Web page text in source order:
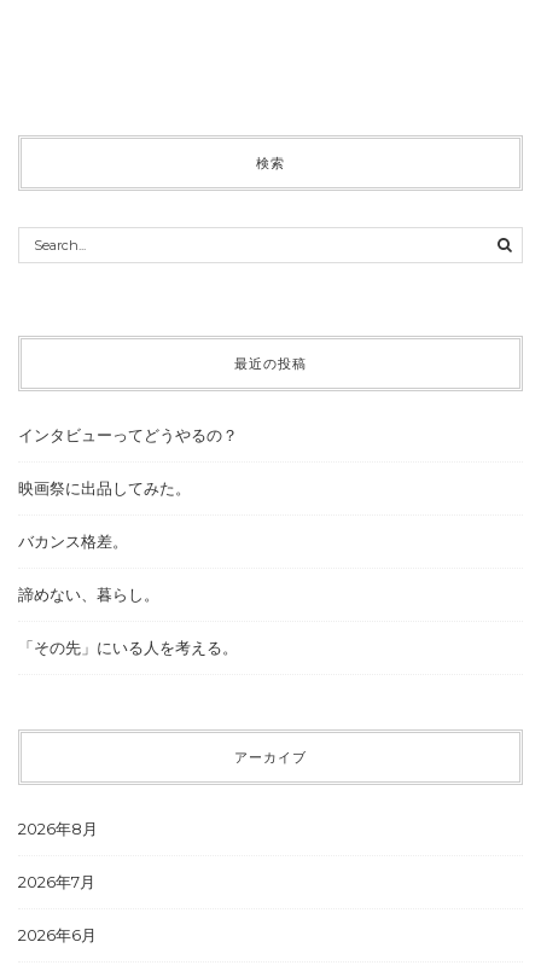
検索
最近の投稿
インタビューってどうやるの？
映画祭に出品してみた。
バカンス格差。
諦めない、暮らし。
「その先」にいる人を考える。
アーカイブ
2026年8月
2026年7月
2026年6月